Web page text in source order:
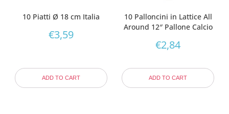
10 Piatti Ø 18 cm Italia
€3,59
ADD TO CART
10 Palloncini in Lattice All
Around 12″ Pallone Calcio
€2,84
ADD TO CART